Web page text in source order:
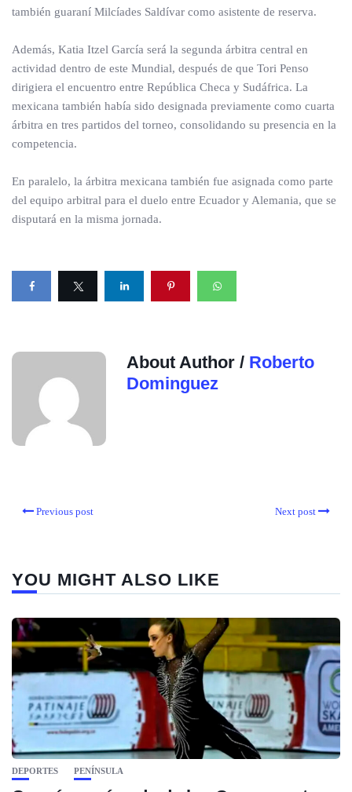
también guaraní Milcíades Saldívar como asistente de reserva.
Además, Katia Itzel García será la segunda árbitra central en
actividad dentro de este Mundial, después de que Tori Penso
dirigiera el encuentro entre República Checa y Sudáfrica. La
mexicana también había sido designada previamente como cuarta
árbitra en tres partidos del torneo, consolidando su presencia en la
competencia.
En paralelo, la árbitra mexicana también fue asignada como parte
del equipo arbitral para el duelo entre Ecuador y Alemania, que se
disputará en la misma jornada.
About Author / Roberto
Dominguez
Previous post Next post
YOU MIGHT ALSO LIKE
DEPORTES PENÍNSULA